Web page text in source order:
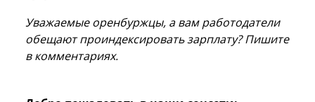
Уважаемые оренбуржцы, а вам работодатели
обещают проиндексировать зарплату? Пишите
в комментариях.